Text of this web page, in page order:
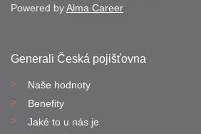
Powered byAlma Career
Generali Česká pojišťovna
Naše hodnoty
Benefity
Jaké to u nás je